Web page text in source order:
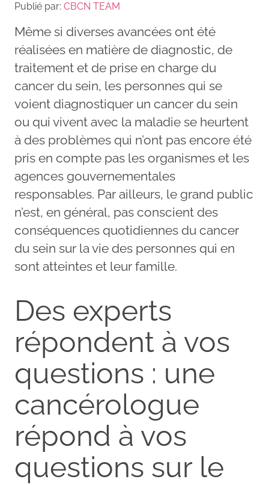
Publié par: CBCN TEAM
Même si diverses avancées ont été
réalisées en matière de diagnostic, de
traitement et de prise en charge du
cancer du sein, les personnes qui se
voient diagnostiquer un cancer du sein
ou qui vivent avec la maladie se heurtent
à des problèmes qui n’ont pas encore été
pris en compte pas les organismes et les
agences gouvernementales
responsables. Par ailleurs, le grand public
n’est, en général, pas conscient des
conséquences quotidiennes du cancer
du sein sur la vie des personnes qui en
sont atteintes et leur famille.
Des experts
répondent à vos
questions : une
cancérologue
répond à vos
questions sur le